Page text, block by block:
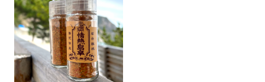
お客様のご利用状況等によってクレジットカードがご利用いた
だけない場合、ご注文をキャンセルいたします。
ご注文の際にお客様の本人確認（電話確認等）をお願いする場
合もございます。
お客様と異なる名義のクレジットカードはご利用いただけませ
ん。
システム上、クレジットカード利用控えは発行しておりませ